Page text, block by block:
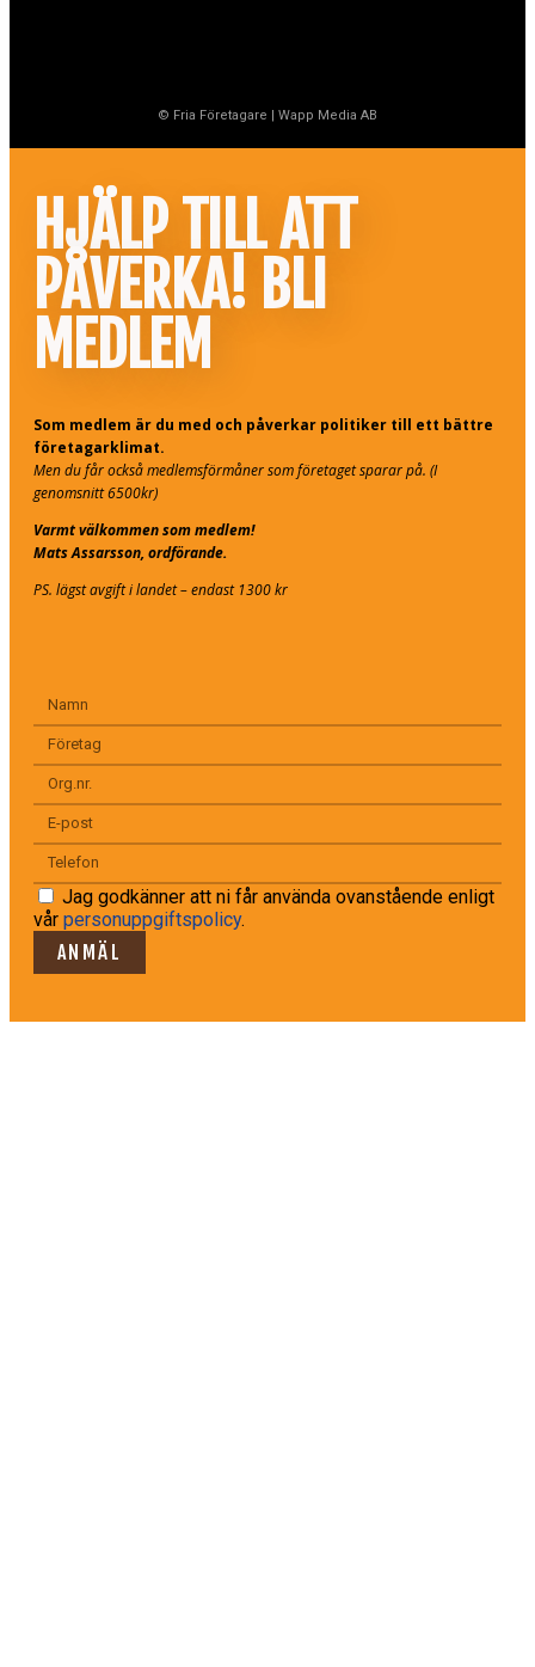
© Fria Företagare | Wapp Media AB
HJÄLP TILL ATT
PÅVERKA! BLI
MEDLEM
Som medlem är du med och påverkar politiker till ett bättre
företagarklimat.
Men du får också medlemsförmåner som företaget sparar på. (I
genomsnitt 6500kr)
Varmt välkommen som medlem!
Mats Assarsson, ordförande.
PS. lägst avgift i landet – endast 1300 kr
Jag godkänner att ni får använda ovanstående enligt
vår personuppgiftspolicy.
ANMÄL